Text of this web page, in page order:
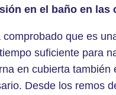
en el baño en las
comprobado que es
suficiente para
en cubierta
Desde los remos